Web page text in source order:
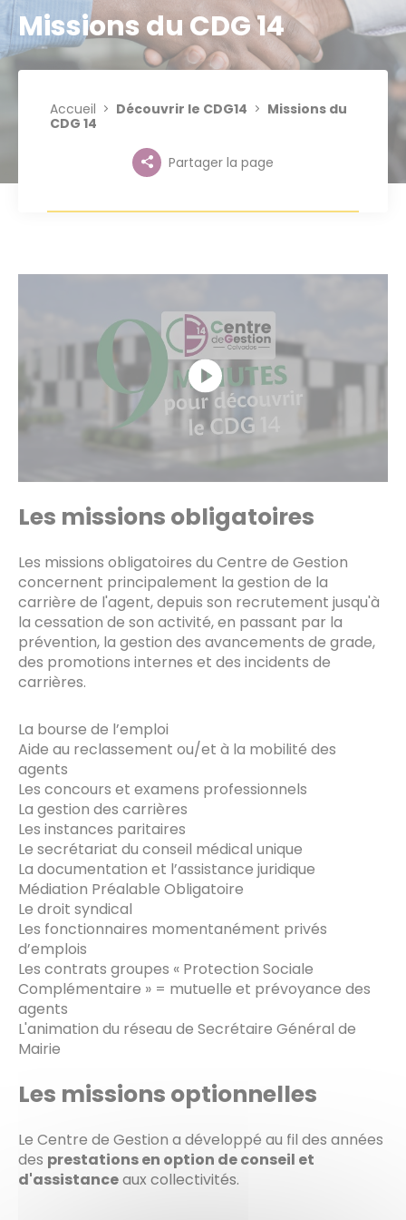
Missions du CDG 14
Accueil Découvrir le CDG14
Missions du
CDG 14
Partager la page
Les missions obligatoires
Les missions obligatoires du Centre de Gestion
concernent principalement la gestion de la
carrière de l'agent, depuis son recrutement jusqu'à
la cessation de son activité, en passant par la
prévention, la gestion des avancements de grade,
des promotions internes et des incidents de
carrières.
La bourse de l’emploi
Aide au reclassement ou/et à la mobilité des
agents
Les concours et examens professionnels
La gestion des carrières
Les instances paritaires
Le secrétariat du conseil médical unique
La documentation et l’assistance juridique
Médiation Préalable Obligatoire
Le droit syndical
Les fonctionnaires momentanément privés
d’emplois
Les contrats groupes « Protection Sociale
Complémentaire » = mutuelle et prévoyance des
agents
L'animation du réseau de Secrétaire Général de
Mairie
Les missions optionnelles
Le Centre de Gestion a développé au fil des années
des prestations en option de conseil et
d'assistanceaux collectivités.